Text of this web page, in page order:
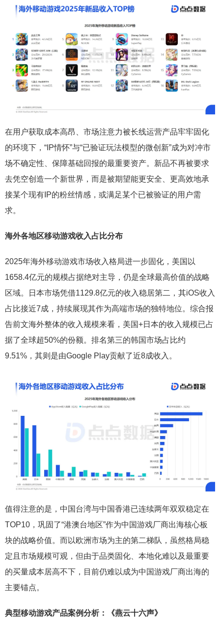
在用户获取成本高昂、市场注意力被长线运营产品牢牢固化
的环境下，“IP情怀”与“已验证玩法模型的微创新”成为对冲市
场不确定性、保障基础回报的最重要资产。新品不再被要求
去凭空创造一个新世界，而是被期望能更安全、更高效地承
接某个现有IP的粉丝情感，或满足某个已被验证的用户需
求。
海外各地区移动游戏收入占比分布
2025年海外移动游戏市场收入格局进一步固化，美国以
1658.4亿元的规模占据绝对主导，仍是全球最高价值的战略
区域。日本市场凭借1129.8亿元的收入稳居第二，其iOS收入
占比接近7成，持续展现其作为高端市场的独特地位。综合报
告前文海外整体的收入规模来看，美国+日本的收入规模已占
据了全球超50%的份额。排名第三的韩国市场占比约
9.51%，其则是由Google Play贡献了近8成收入。
值得注意的是，中国台湾与中国香港已连续两年双双稳定在
TOP10，巩固了“港澳台地区”作为中国游戏厂商出海核心板
块的战略价值。而以欧洲市场为主的第二梯队，虽然格局稳
定且市场规模可观，但由于品类固化、本地化难以及最重要
的买量成本居高不下，目前仍难以成为中国游戏厂商出海的
主要锚点。
典型移动游戏产品案例分析：《燕云十六声》